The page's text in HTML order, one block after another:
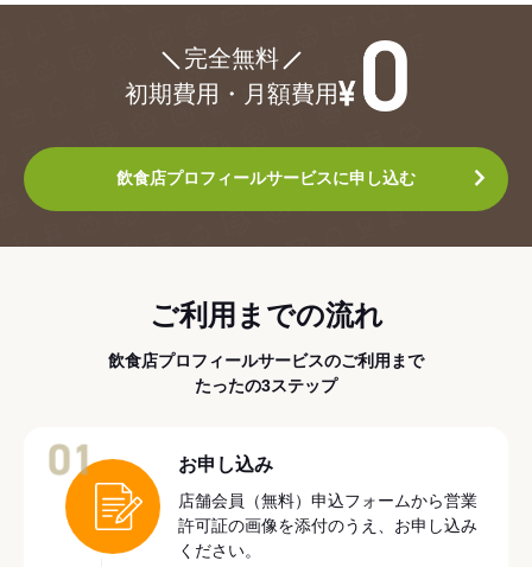
完全無料
初期費用・月額費用
飲食店プロフィールサービスに申し込む
ご利用までの流れ
飲食店プロフィールサービスのご利用まで
たったの3ステップ
お申し込み
店舗会員（無料）申込フォームから営業
許可証の画像を添付のうえ、お申し込み
ください。